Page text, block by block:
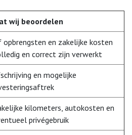
wij beoordelen
opbrengsten en zakelijke kosten
en correct zijn verwerkt
en mogelijke
kilometers, autokosten en
privégebruik